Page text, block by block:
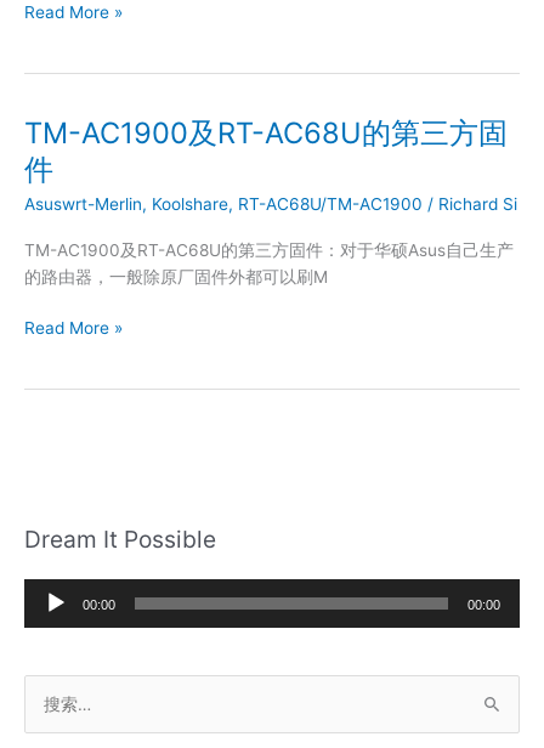
RT-
或
DD-
WRT
Read More »
TM-AC1900及RT-AC68U的第三方固
件
Asuswrt-Merlin, Koolshare, RT-AC68U/TM-AC1900 / Richard Si
TM-AC1900及RT-AC68U的第三方固件：对于华硕Asus自己生产
的路由器，一般除原厂固件外都可以刷M
TM-
方
Read More »
Dream It Possible
频
00:00 00:00